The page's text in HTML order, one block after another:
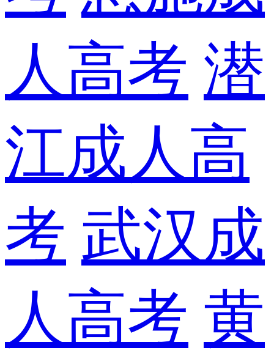
人高考 潜
江成人高
考 武汉成
人高考 黄